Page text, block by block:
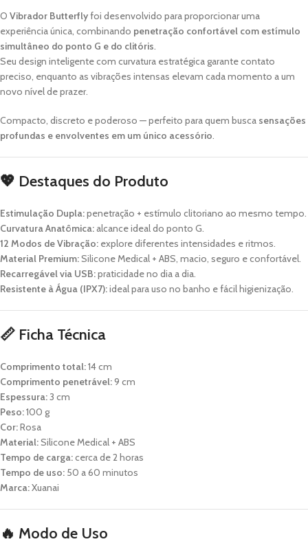
O Vibrador Butterflyfoi desenvolvido para proporcionar uma
experiência única, combinando penetração confortável com estímulo
simultâneo do ponto G e do clitóris
Seu design inteligente com curvatura estratégica garante contato
preciso, enquanto as vibrações intensas elevam cada momento a um
novo nível de prazer.
Compacto, discreto e poderoso — perfeito para quem busca sensações
profundas e envolventes em um único acessório
💖 Destaques do Produto
Estimulação Dupla:penetração + estímulo clitoriano ao mesmo tempo.
Curvatura Anatômica: alcance ideal do ponto G.
12 Modos de Vibração: explore diferentes intensidades e ritmos.
Material Premium:Silicone Medical + ABS, macio, seguro e confortável.
Recarregável via USB:praticidade no dia a dia.
Resistente à Água (IPX7):ideal para uso no banho e fácil higienização.
📏 Ficha Técnica
Comprimento total:14 cm
Comprimento penetrável:9 cm
Espessura:3 cm
Peso:100 g
Cor:Rosa
Material:Silicone Medical + ABS
Tempo de carga:cerca de 2 horas
Tempo de uso: 50 a 60 minutos
Marca:Xuanai
🔥 Modo de Uso